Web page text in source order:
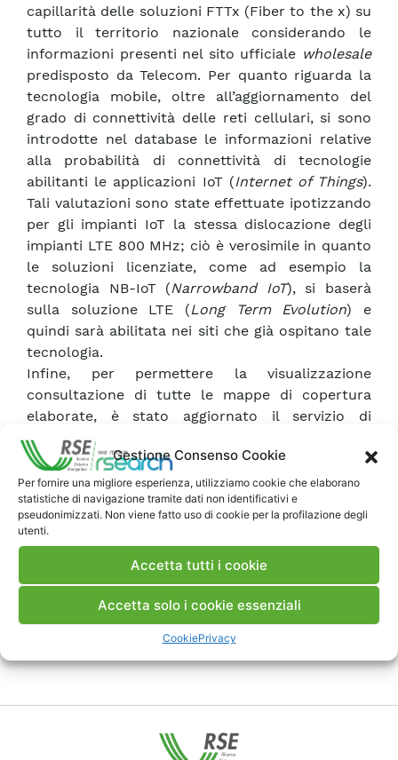
Gestione Consenso Cookie
Per fornire una migliore esperienza, utilizziamo cookie che elaborano
statistiche di navigazione tramite dati non identificativi e
pseudonimizzati. Non viene fatto uso di cookie per la profilazione degli
utenti.
Accetta tutti i cookie
Accetta solo i cookie essenziali
CookiePrivacy
capillarità delle soluzioni FTTx (Fiber to the x) su
tutto il territorio nazionale considerando le
informazioni presenti nel sito ufficiale wholesale
predisposto da Telecom. Per quanto riguarda la
tecnologia mobile, oltre all’aggiornamento del
grado di connettività delle reti cellulari, si sono
introdotte nel database le informazioni relative
alla probabilità di connettività di tecnologie
abilitanti le applicazioni IoT (Internet of Things).
Tali valutazioni sono state effettuate ipotizzando
per gli impianti IoT la stessa dislocazione degli
impianti LTE 800 MHz; ciò è verosimile in quanto
le soluzioni licenziate, come ad esempio la
tecnologia NB-IoT (Narrowband IoT), si baserà
sulla soluzione LTE (Long Term Evolution) e
quindi sarà abilitata nei siti che già ospitano tale
tecnologia.
Infine, per permettere la visualizzazione
consultazione di tutte le mappe di copertura
elaborate, è stato aggiornato il servizio di
pubblicazione WMS (
Scarica Rapporto
Commenti
Pubblica un commento